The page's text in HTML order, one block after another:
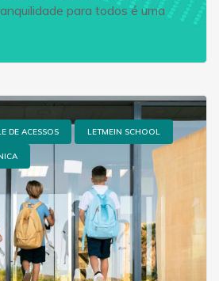
para todos é uma
DE ACESSOS LETMEIN SCHOOL